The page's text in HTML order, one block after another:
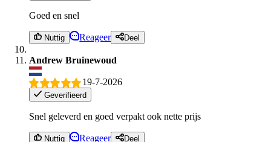
Goed en snel
Nuttig Reageer Deel
Andrew Bruinewoud
19-7-2026
Geverifieerd
Snel geleverd en goed verpakt ook nette prijs
Nuttig Reageer Deel